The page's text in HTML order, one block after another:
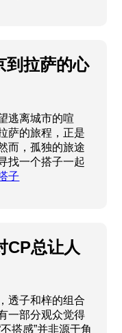
到拉萨的心
逃离城市的喧
萨的旅程，正是
而，孤独的旅途
找一个搭子一起
子
CP总让人
透子和梓的组合
一部分观众觉得
搭感”并非源于角